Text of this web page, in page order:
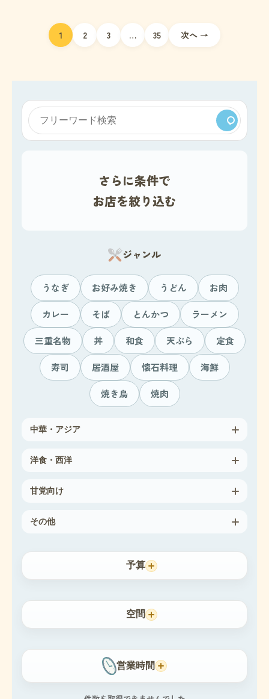
ゲ
1 2 3 … 35 次へ →
さらに条件で
お店を絞り込む
ジャンル
うなぎ お好み焼き うどん お肉
カレー そば とんかつ ラーメン
三重名物 丼 和食 天ぷら 定食
寿司 居酒屋 懐石料理 海鮮
焼き鳥 焼肉
中華・アジア
洋食・西洋
甘党向け
その他
予算
空間
営業時間